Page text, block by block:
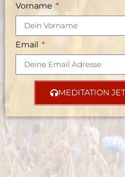
Vorname
Email
MEDITATION